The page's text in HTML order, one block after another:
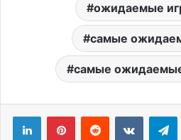
ожидаемые
самые
самые